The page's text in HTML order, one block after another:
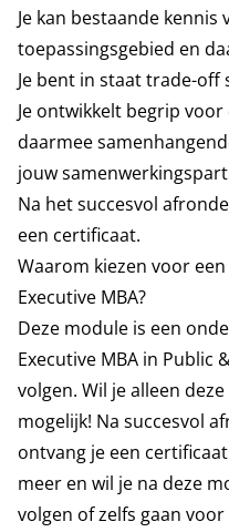
Je kan bestaande kennis
toepassingsgebied en
Je bent in staat trade-
Je ontwikkelt begrip
daarmee
jouw
Na het succesvol
een certificaat.
Waarom kiezen voor
Executive MBA?
Deze module is een
Executive MBA in Public
volgen. Wil je alleen
mogelijk! Na succesvol
ontvang je een
meer en wil je na deze
volgen of zelfs gaan